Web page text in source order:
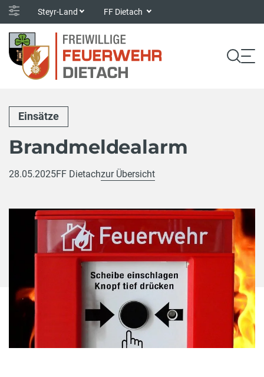
Steyr-Land FF Dietach
Einsätze
Brandmeldealarm
28.05.2025FF Dietachzur Übersicht